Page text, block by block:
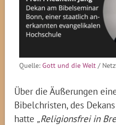
Quelle: Gott und die Welt /
Über die Äußerungen
Bibelchristen, des Dekans
hatte „Religionsfrei in